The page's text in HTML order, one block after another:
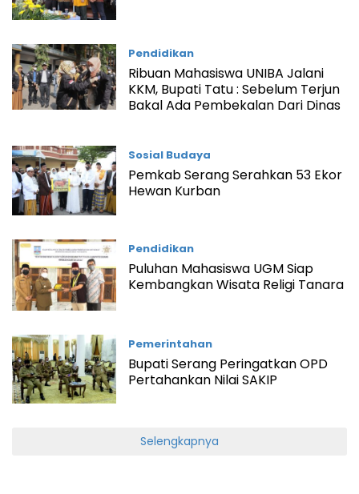
Pendidikan
Ribuan Mahasiswa UNIBA Jalani
KKM, Bupati Tatu : Sebelum Terjun
Bakal Ada Pembekalan Dari Dinas
Sosial Budaya
Pemkab Serang Serahkan 53 Ekor
Hewan Kurban
Pendidikan
Puluhan Mahasiswa UGM Siap
Kembangkan Wisata Religi Tanara
Pemerintahan
Bupati Serang Peringatkan OPD
Pertahankan Nilai SAKIP
Selengkapnya